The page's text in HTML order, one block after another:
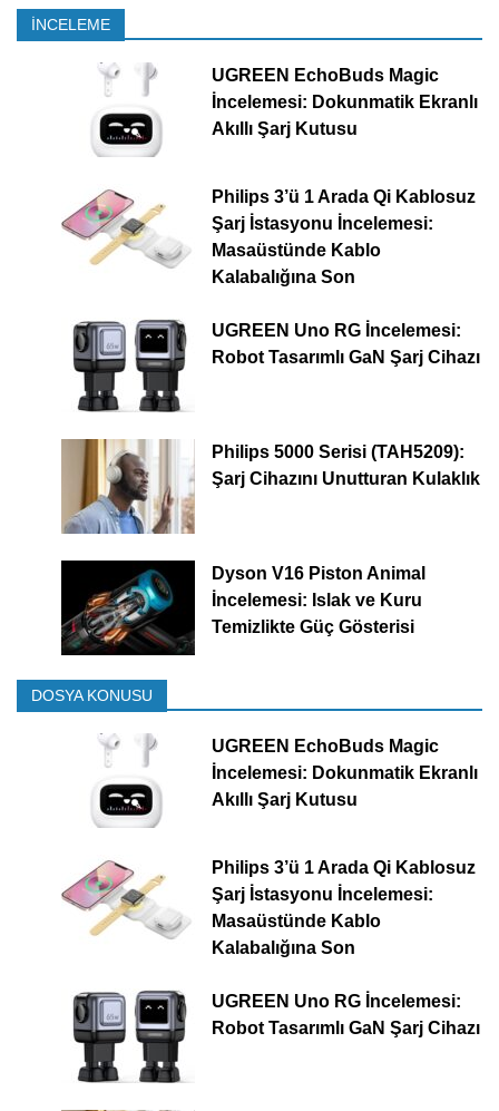
İNCELEME
UGREEN EchoBuds Magic
İncelemesi: Dokunmatik Ekranlı
Akıllı Şarj Kutusu
Philips 3’ü 1 Arada Qi Kablosuz
Şarj İstasyonu İncelemesi:
Masaüstünde Kablo
Kalabalığına Son
UGREEN Uno RG İncelemesi:
Robot Tasarımlı GaN Şarj Cihazı
Philips 5000 Serisi (TAH5209):
Şarj Cihazını Unutturan Kulaklık
Dyson V16 Piston Animal
İncelemesi: Islak ve Kuru
Temizlikte Güç Gösterisi
DOSYA KONUSU
UGREEN EchoBuds Magic
İncelemesi: Dokunmatik Ekranlı
Akıllı Şarj Kutusu
Philips 3’ü 1 Arada Qi Kablosuz
Şarj İstasyonu İncelemesi:
Masaüstünde Kablo
Kalabalığına Son
UGREEN Uno RG İncelemesi:
Robot Tasarımlı GaN Şarj Cihazı